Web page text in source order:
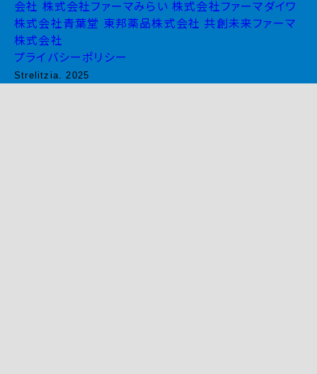
会社 株式会社ファーマみらい 株式会社ファーマダイワ
株式会社青葉堂 東邦薬品株式会社 共創未来ファーマ
株式会社
プライバシーポリシー
Strelitzia. 2025